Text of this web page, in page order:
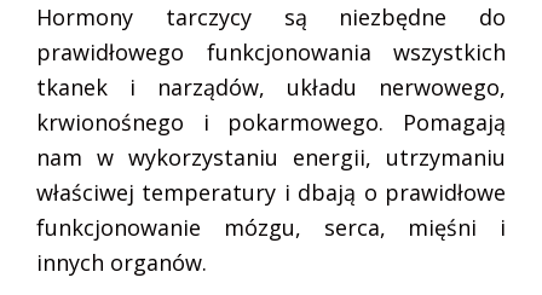
Hormony tarczycy są niezbędne do
prawidłowego funkcjonowania wszystkich
tkanek i narządów, układu nerwowego,
krwionośnego i pokarmowego. Pomagają
nam w wykorzystaniu energii, utrzymaniu
właściwej temperatury i dbają o prawidłowe
funkcjonowanie mózgu, serca, mięśni i
innych organów.